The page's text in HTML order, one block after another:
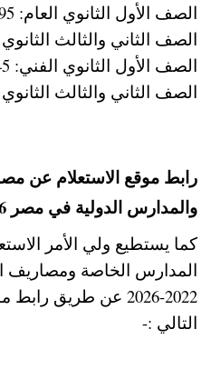
الصف الأول الثانوي العام: 292.95 جنيه.
الصف الثاني والثالث الثانوي العام:
الصف الأول الثانوي الفني: 135.45 جنيه.
الصف الثاني والثالث الثانوي الفني:
رابط موقع الاستعلام عن
والمدارس الدولية في مصر 2026
كما يستطيع ولي الأمر
المدارس الخاصة ومصاريف
2022-2026 عن طريق
التالي :-